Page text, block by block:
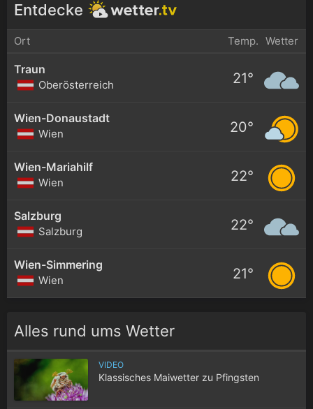
Entdecke
Ort Temp. Wetter
Traun
Oberösterreich 21°
Wien-Donaustadt
Wien 20°
Wien-Mariahilf
Wien 22°
Salzburg
Salzburg 22°
Wien-Simmering
Wien 21°
Alles rund ums Wetter
VIDEO
Klassisches Maiwetter zu Pfingsten